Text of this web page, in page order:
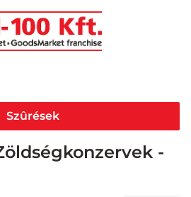
-
Szûrések